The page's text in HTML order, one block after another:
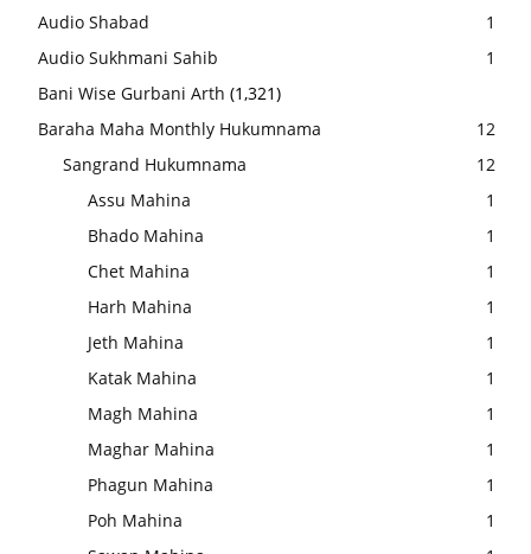
Audio Shabad
1
Audio Sukhmani Sahib
1
Bani Wise Gurbani Arth (1,321)
Baraha Maha Monthly Hukumnama
12
Sangrand Hukumnama
12
Assu Mahina
1
Bhado Mahina
1
Chet Mahina
1
Harh Mahina
1
Jeth Mahina
1
Katak Mahina
1
Magh Mahina
1
Maghar Mahina
1
Phagun Mahina
1
Poh Mahina
1